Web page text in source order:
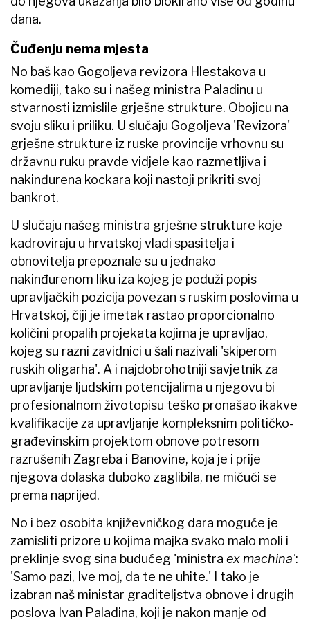
dana.
Čuđenju nema mjesta
No baš kao Gogoljeva revizora Hlestakova u
komediji, tako su i našeg ministra Paladinu u
stvarnosti izmislile grješne strukture. Obojicu na
svoju sliku i priliku. U slučaju Gogoljeva 'Revizora'
grješne strukture iz ruske provincije vrhovnu su
državnu ruku pravde vidjele kao razmetljiva i
nakinđurena kockara koji nastoji prikriti svoj
bankrot.
U slučaju našeg ministra grješne strukture koje
kadroviraju u hrvatskoj vladi spasitelja i
obnovitelja prepoznale su u jednako
nakinđurenom liku iza kojeg je poduži popis
upravljačkih pozicija povezan s ruskim poslovima u
Hrvatskoj, čiji je imetak rastao proporcionalno
količini propalih projekata kojima je upravljao,
kojeg su razni zavidnici u šali nazivali 'skiperom
ruskih oligarha'. A i najdobrohotniji savjetnik za
upravljanje ljudskim potencijalima u njegovu bi
profesionalnom životopisu teško pronašao ikakve
kvalifikacije za upravljanje kompleksnim političko-
građevinskim projektom obnove potresom
razrušenih Zagreba i Banovine, koja je i prije
njegova dolaska duboko zaglibila, ne mičući se
prema naprijed.
No i bez osobita književničkog dara moguće je
zamisliti prizore u kojima majka svako malo moli i
preklinje svog sina budućeg 'ministra ex machina':
'Samo pazi, Ive moj, da te ne uhite.' I tako je
izabran naš ministar graditeljstva obnove i drugih
poslova Ivan Paladina, koji je nakon manje od